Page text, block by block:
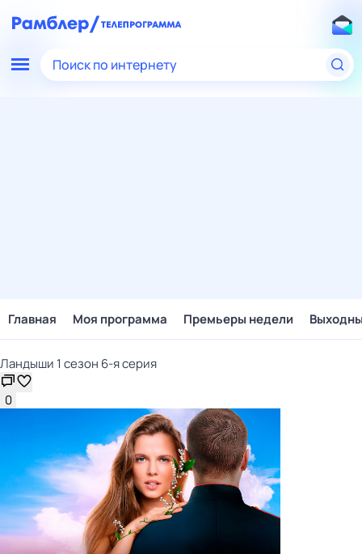
Поиск по интернету
Главная Моя программа Премьеры недели
Ландыши 1 сезон 6-я серия
0